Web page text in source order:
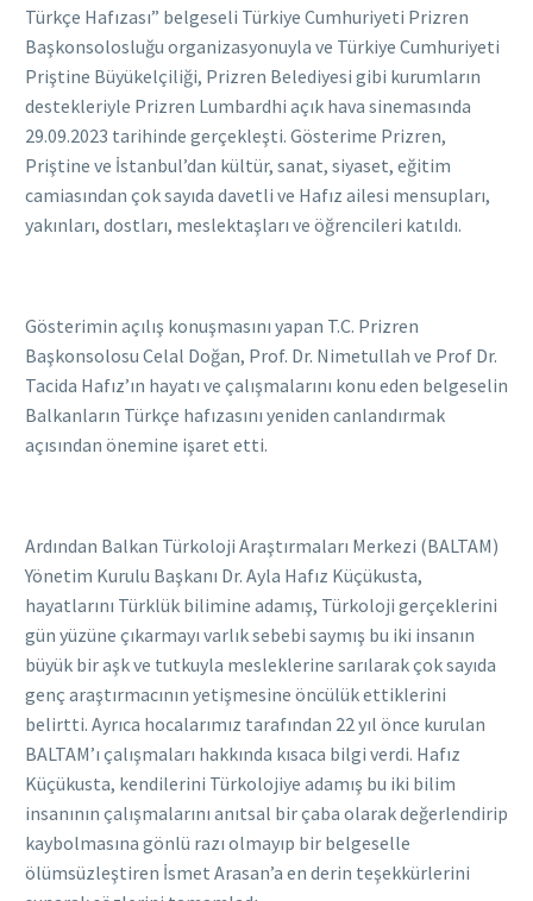
Türkçe Hafızası” belgeseli Türkiye Cumhuriyeti Prizren
Başkonsolosluğu organizasyonuyla ve Türkiye Cumhuriyeti
Priştine Büyükelçiliği, Prizren Belediyesi gibi kurumların
destekleriyle Prizren Lumbardhi açık hava sinemasında
29.09.2023 tarihinde gerçekleşti. Gösterime Prizren,
Priştine ve İstanbul’dan kültür, sanat, siyaset, eğitim
camiasından çok sayıda davetli ve Hafız ailesi mensupları,
yakınları, dostları, meslektaşları ve öğrencileri katıldı.
Gösterimin açılış konuşmasını yapan T.C. Prizren
Başkonsolosu Celal Doğan, Prof. Dr. Nimetullah ve Prof Dr.
Tacida Hafız’ın hayatı ve çalışmalarını konu eden belgeselin
Balkanların Türkçe hafızasını yeniden canlandırmak
açısından önemine işaret etti.
Ardından Balkan Türkoloji Araştırmaları Merkezi (BALTAM)
Yönetim Kurulu Başkanı Dr. Ayla Hafız Küçükusta,
hayatlarını Türklük bilimine adamış, Türkoloji gerçeklerini
gün yüzüne çıkarmayı varlık sebebi saymış bu iki insanın
büyük bir aşk ve tutkuyla mesleklerine sarılarak çok sayıda
genç araştırmacının yetişmesine öncülük ettiklerini
belirtti. Ayrıca hocalarımız tarafından 22 yıl önce kurulan
BALTAM’ı çalışmaları hakkında kısaca bilgi verdi. Hafız
Küçükusta, kendilerini Türkolojiye adamış bu iki bilim
insanının çalışmalarını anıtsal bir çaba olarak değerlendirip
kaybolmasına gönlü razı olmayıp bir belgeselle
ölümsüzleştiren İsmet Arasan’a en derin teşekkürlerini